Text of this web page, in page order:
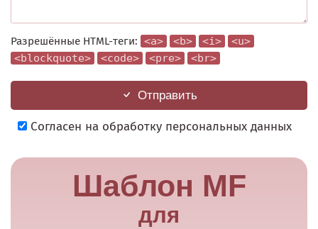
Разрешённые HTML-теги: <a> <b> <i>
<u>
<blockquote>
<code> <pre> <br>
Отправить
Согласен на обработку персональных данных
Шаблон MF
для